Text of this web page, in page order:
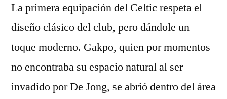
La primera equipación del Celtic respeta el
diseño clásico del club, pero dándole un
toque moderno. Gakpo, quien por momentos
no encontraba su espacio natural al ser
invadido por De Jong, se abrió dentro del área